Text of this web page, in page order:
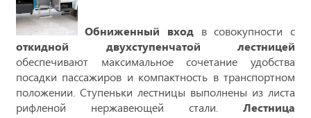
Обниженный вход в совокупности с
откидной двухступенчатой лестницей
обеспечивают максимальное сочетание удобства
посадки пассажиров и компактность в транспортном
положении. Ступеньки лестницы выполнены из листа
рифленой нержавеющей стали. Лестница